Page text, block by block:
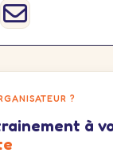
?
à